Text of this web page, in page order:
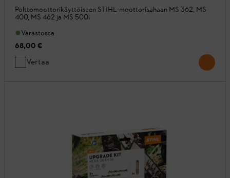
Polttomoottorikäyttöiseen STIHL-moottorisahaan MS 362, MS
400, MS 462 ja MS 500i
Varastossa
68,00 €
Vertaa